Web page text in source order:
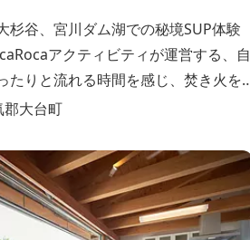
杉谷、宮川ダム湖での秘境SUP体験
アクティビティが運営する、自
たりと流れる時間を感じ、焚き火を
などでアウトドア飯を愉しめる宿。
ることもできるキャンプスタイルで
ひと時をお過ごしください。 2023年
可となりました。
郡大台町